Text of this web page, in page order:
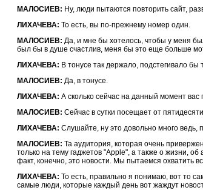
МАЛОСИЕВ: Ну, люди пытаются повторить сайт,
ЛИХАЧЕВА: То есть, вы по-прежнему номер один.
МАЛОСИЕВ: Да, и мне бы хотелось, чтобы у меня
был бы в душе счастлив, меня бы это еще больше
ЛИХАЧЕВА: В тонусе так держало, подстегивало бы
МАЛОСИЕВ: Да, в тонусе.
ЛИХАЧЕВА: А сколько сейчас на данный момент вас
МАЛОСИЕВ: Сейчас в сутки посещает от
ЛИХАЧЕВА: Слушайте, ну это довольно много ведь,
МАЛОСИЕВ: Та аудитория, которая очень
только на тему гаджетов "Apple", а также о жизни,
факт, конечно, это новости. Мы пытаемся охватить
ЛИХАЧЕВА: То есть, правильно я понимаю, вот то
самые люди, которые каждый день вот жаждут